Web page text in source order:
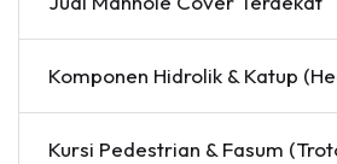
Komponen Hidrolik & Katup
Kursi Pedestrian & Fasum